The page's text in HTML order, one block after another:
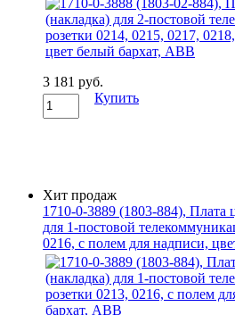
3 181 руб.
Купить
Хит продаж
1710-0-3889 (1803-884), Плата
для 1-постовой
0216, с полем для надписи,